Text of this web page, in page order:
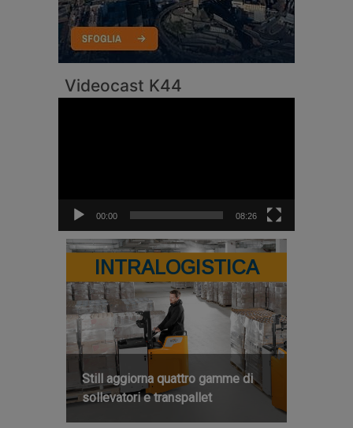
Videocast K44
00:00 08:26
INTRALOGISTICA
Still aggiorna quattro gamme di
sollevatori e transpallet